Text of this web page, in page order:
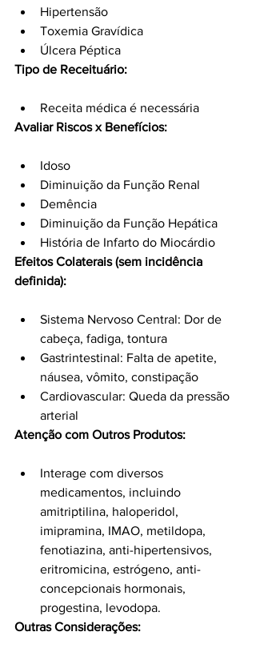
Hipertensão
Toxemia Gravídica
Úlcera Péptica
Tipo de Receituário:
Receita médica é necessária
Avaliar Riscos x Benefícios:
Idoso
Diminuição da Função Renal
Demência
Diminuição da Função Hepática
História de Infarto do Miocárdio
Efeitos Colaterais (sem incidência
definida):
Sistema Nervoso Central: Dor de
cabeça, fadiga, tontura
Gastrintestinal: Falta de apetite,
náusea, vômito, constipação
Cardiovascular: Queda da pressão
arterial
Atenção com Outros Produtos:
Interage com diversos
medicamentos, incluindo
amitriptilina, haloperidol,
imipramina, IMAO, metildopa,
fenotiazina, anti-hipertensivos,
eritromicina, estrógeno, anti-
concepcionais hormonais,
progestina, levodopa.
Outras Considerações: